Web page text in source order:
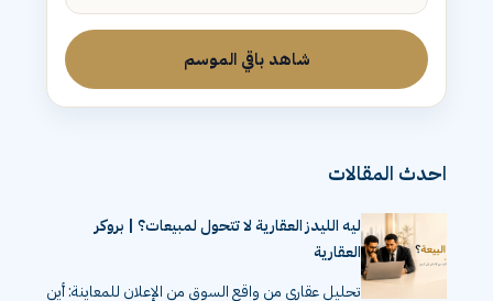
شاهد باقي الموسم
احدث المقالات
ليه الليدز العقارية لا تتحول لمبيعات؟ | بروكر
العقارية
تحليل عقاري من واقع السوق من الإعلان للمعاينة: أين